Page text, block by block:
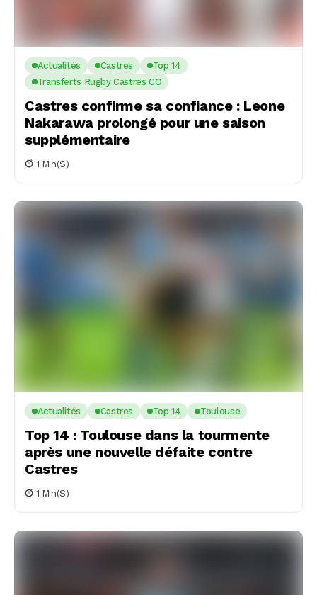
Actualités Castres
Top 14
Transferts Rugby Castres CO
Castres confirme sa confiance : Leone
Nakarawa prolongé pour une saison
supplémentaire
1 Min(s)
Actualités Castres Top 14 Toulouse
Top 14 : Toulouse dans la tourmente
après une nouvelle défaite contre
Castres
1 Min(s)